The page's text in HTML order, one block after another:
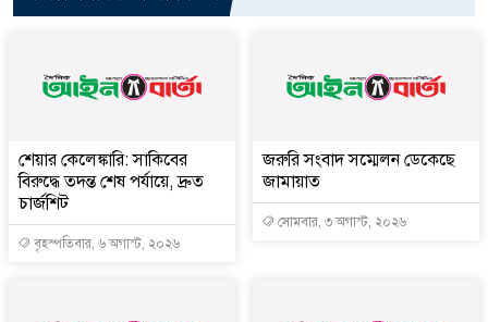
শেয়ার কেলেঙ্কারি: সাকিবের
বিরুদ্ধে তদন্ত শেষ পর্যায়ে, দ্রুত
চার্জশিট
বৃহস্পতিবার, ৬ অগাস্ট, ২০২৬
জরুরি সংবাদ সম্মেলন ডেকেছে
জামায়াত
সোমবার, ৩ অগাস্ট, ২০২৬